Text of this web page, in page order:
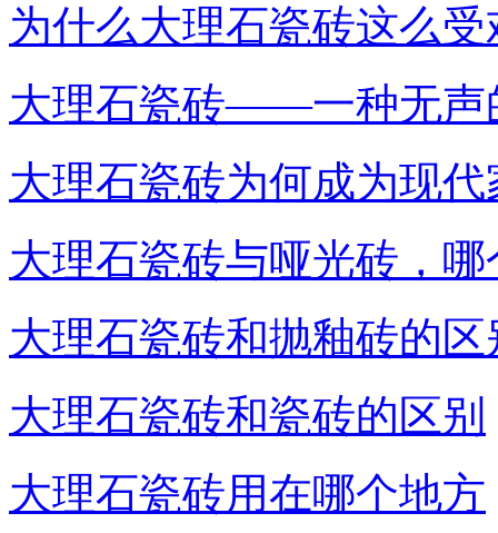
为什么大理石瓷砖这么受
大理石瓷砖——一种无声
大理石瓷砖为何成为现
大理石瓷砖与哑光砖，哪
大理石瓷砖和抛釉砖的区
大理石瓷砖和瓷砖的区别
大理石瓷砖用在哪个地方